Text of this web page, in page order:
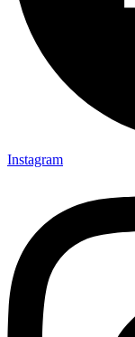
Instagram